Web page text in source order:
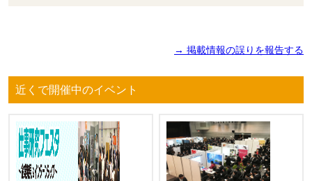
→ 掲載情報の誤りを報告する
近くで開催中のイベント